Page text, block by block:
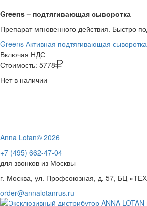
Greens – подтягивающая сыворотка
Препарат мгновенного действия. Быстро
Greens Активная подтягивающая
Включая НДС
Стоимость: 5778
Нет в наличии
Anna Lotan© 2026
+7 (495) 662-47-04
для звонков из Москвы
г. Москва, ул. Профсоюзная, д. 57, БЦ
order@annalotanrus.ru